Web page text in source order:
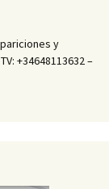
y
+34648113632 –